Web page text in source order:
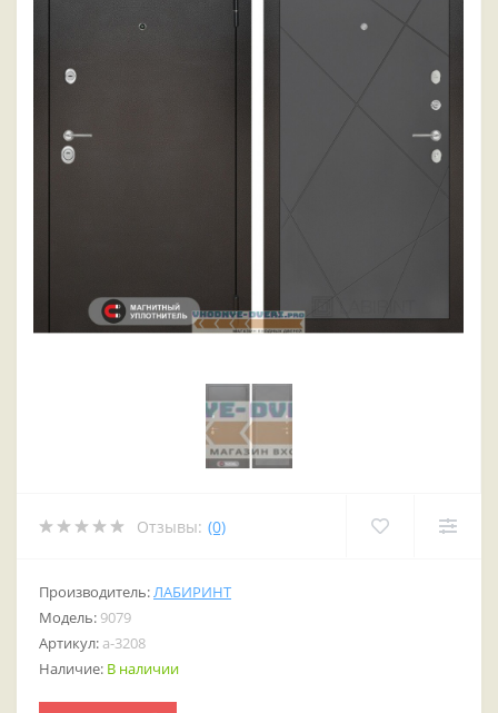
Отзывы: (0)
Производитель:ЛАБИРИНТ
Модель: 9079
Артикул: a-3208
Наличие: В наличии